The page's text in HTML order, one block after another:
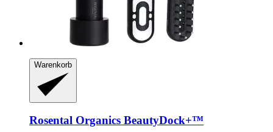
Warenkorb
Rosental Organics BeautyDock+™